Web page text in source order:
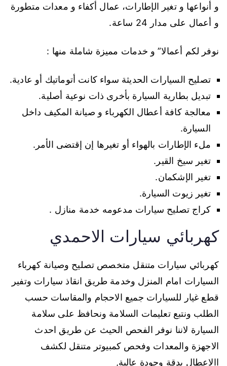
و أنواعها و تغير الإطارات، عمال أكفاء و معدات متطورة
و أعمال على مدار 24 ساعة.
نوفر لكم أعمالا” و خدمات مميزة شاملة منها :
تصليح السيارات الحديثة سواء كانت أتوماتيك أو عادية.
تبديل بطارية السيارة بأخرى ذات نوعية أصلية.
معالجة كافة أعطال الكهرباء و صيانة المكيف داخل
السيارة.
ملء الإطارات بالهواء أو تغيرها إن إقتضى الأمر.
تغير سيخ القير.
تغير الإشكمان.
تغير زيوت السيارة.
كراج تصليح سيارات مدعومه خدمة منازل .
كهربائي سيارات الاحمدي
كهربائي سيارات متنقل متخصص تصليح وصيانة كهرباء
السيارات امام المنزل وخدمة طريق انقاذ سيارات وتفير
قطع غيار للسيارات جميع الاحجام والمقاسات حسب
الطلب ونتبع تعليمات السلامة ونحافظ على سلامة
السيارة لاننا نوفر الفحص الحيث عن طريق احدث
الاجهزة والمعدات وفحص كمبيوتر متنقل لكشف
االاعطال بدقة وجودة عالية,